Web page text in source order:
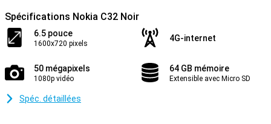
Spécifications Nokia C32 Noir
6.5 pouce
1600x720 pixels
4G-internet
50 mégapixels
1080p vidéo
64 GB mémoire
Extensible avec Micro SD
Spéc. détaillées